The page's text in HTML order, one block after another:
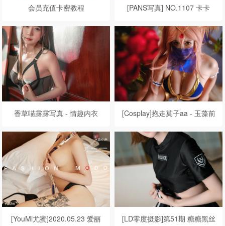
会员充值卡密教程 [PANS写真] NO.1107 卡卡
香草喵露露写真 - 情趣内衣 [Cosplay]抱走莫子aa - 玉藻前
[YouMi尤蜜]2020.05.23 爱丽
[LD零度摄影]第51期 糖糖黑丝